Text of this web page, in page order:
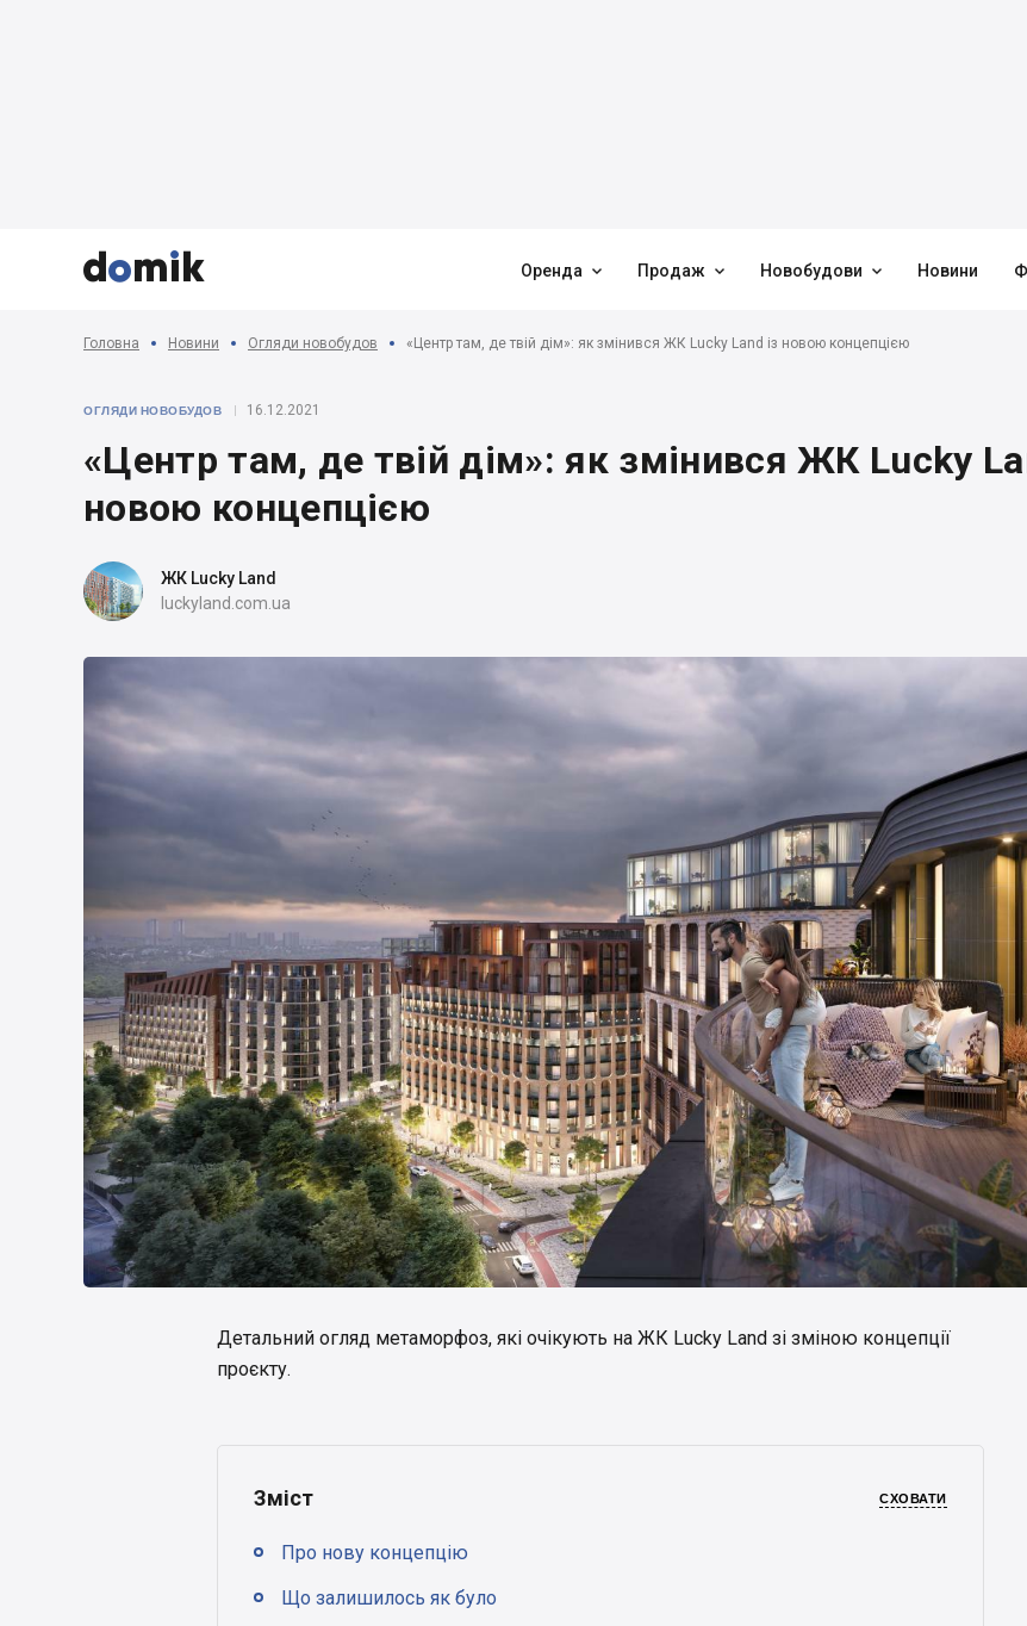


 Оренда  Продаж  Новобудови  Новини
Головна Новини Огляди новобудов «Центр там, де твій дім»: як змінився ЖК Lucky Land із новою концепцією
ОГЛЯДИ НОВОБУДОВ 16.12.2021
«Центр там, де твій дім»: як змінився ЖК Lucky
новою концепцією
ЖК Lucky Land
luckyland.com.ua
Детальний огляд метаморфоз, які очікують на ЖК Lucky Land зі зміною концепції
проєкту.
Зміст СХОВАТИ
Про нову концепцію
Що залишилось як було